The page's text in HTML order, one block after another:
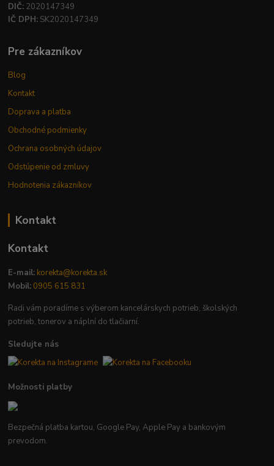
DIČ: 2020147349
IČ DPH: SK2020147349
Pre zákazníkov
Blog
Kontakt
Doprava a platba
Obchodné podmienky
Ochrana osobných údajov
Odstúpenie od zmluvy
Hodnotenia zákazníkov
Kontakt
Kontakt
E-mail: korekta@korekta.sk
Mobil: 0905 615 831
Radi vám poradíme s výberom kancelárskych potrieb, školských
potrieb, tonerov a náplní do tlačiarní.
Sledujte nás
Možnosti platby
Bezpečná platba kartou, Google Pay, Apple Pay a bankovým
prevodom.